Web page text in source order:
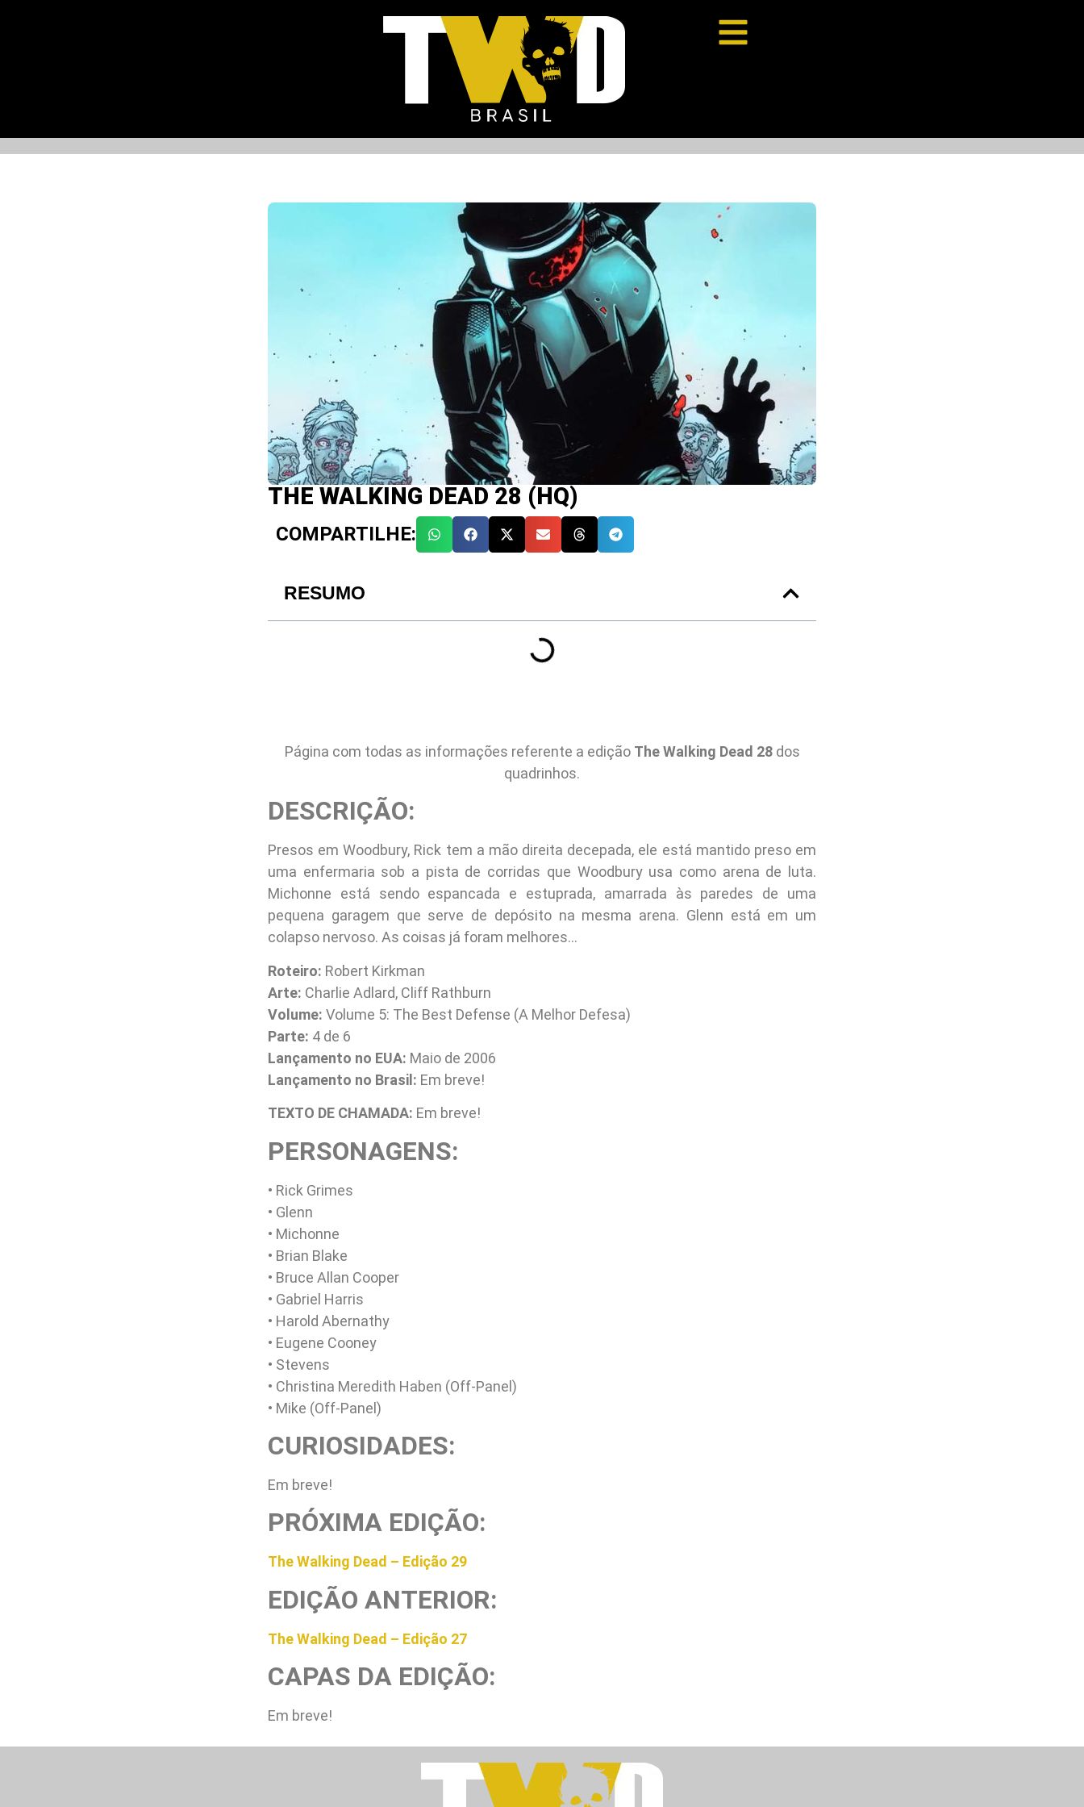
THE WALKING DEAD 28 (HQ)
COMPARTILHE:
RESUMO
Página com todas as informações referente a edição The Walking Dead 28dos
quadrinhos.
DESCRIÇÃO:
Presos em Woodbury, Rick tem a mão direita decepada, ele está mantido preso em
uma enfermaria sob a pista de corridas que Woodbury usa como arena de luta.
Michonne está sendo espancada e estuprada, amarrada às paredes de uma
pequena garagem que serve de depósito na mesma arena. Glenn está em um
colapso nervoso. As coisas já foram melhores…
Roteiro: Robert Kirkman
Arte: Charlie Adlard, Cliff Rathburn
Volume: Volume 5: The Best Defense (A Melhor Defesa)
Parte: 4 de 6
Lançamento no EUA: Maio de 2006
Lançamento no Brasil: Em breve!
TEXTO DE CHAMADA: Em breve!
PERSONAGENS:
• Rick Grimes
• Glenn
• Michonne
• Brian Blake
• Bruce Allan Cooper
• Gabriel Harris
• Harold Abernathy
• Eugene Cooney
• Stevens
• Christina Meredith Haben (Off-Panel)
• Mike (Off-Panel)
CURIOSIDADES:
Em breve!
PRÓXIMA EDIÇÃO:
The Walking Dead – Edição 29
EDIÇÃO ANTERIOR:
The Walking Dead – Edição 27
CAPAS DA EDIÇÃO:
Em breve!